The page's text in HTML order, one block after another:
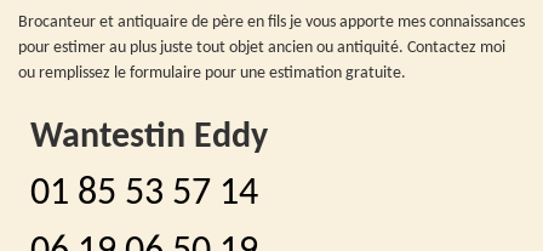
Brocanteur et antiquaire de père en fils je vous apporte mes connaissances
pour estimer au plus juste tout objet ancien ou antiquité. Contactez moi
ou remplissez le formulaire pour une estimation gratuite.
Wantestin Eddy
01 85 53 57 14